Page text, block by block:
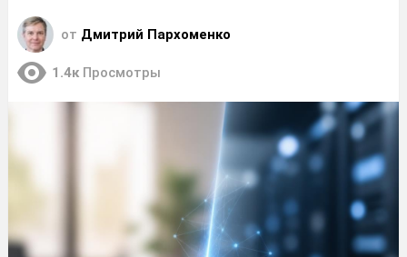
от Дмитрий Пархоменко
1.4к Просмотры